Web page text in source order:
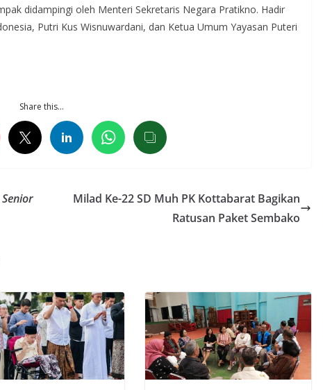
didampingi oleh Menteri Sekretaris Negara Pratikno. Hadir
Putri Kus Wisnuwardani, dan Ketua Umum Yayasan Puteri
Share this…
Milad Ke-22 SD Muh PK Kottabarat Bagikan
Ratusan Paket Sembako